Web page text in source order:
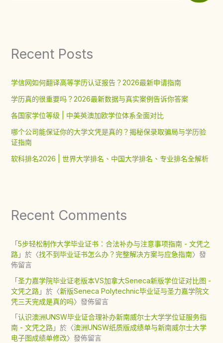
Recent Posts
学信网如何翻译高等学历认证报告？2026最新申请指南
学历真的很重要吗？2026最新数据与真实案例告诉你答案
各国家学位等级 | 中美英澳加欧学位体系全面对比
哪个公司能保证你的大学文凭是真的？揭秘保录取骗局与学历验
证指南
软科排名2026 | 世界大学排名、中国大学排名、专业排名全解析
Recent Comments
「5步轻松制作大学毕业证书：合法补办与注意事项指南 - 文凭之
路」於〈找不到毕业证书怎么办？完整解决方案与应急指南〉發
佈留言
「圣力嘉学院毕业证老版本VS加拿大Seneca新版学位证对比图 -
文凭之路」於〈新版Seneca Polytechnic毕业证与圣力嘉学院文
凭三天完成是真的吗〉發佈留言
「认识澳洲UNSW毕业证合理补办新南威尔士大学学位证服务指
南 - 文凭之路」於〈澳洲UNSW纸质版成绩单与新南威尔士大学
电子图成绩单修改〉發佈留言